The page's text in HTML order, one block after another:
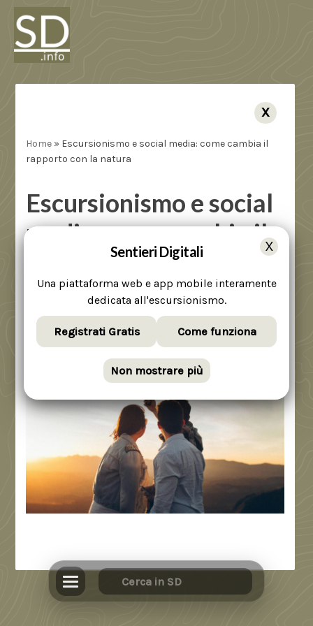
X
Home » Escursionismo e social media: come cambia il
rapporto con la natura
Escursionismo e social
media: come cambia il
rapporto con la natura
Cenni storici
Pochi anni fa, tornare da un trekking significava
raccontare l’esperienza a voce, magari davanti a una
birra o sfogliando le fotografie stampate qualche
Sentieri Digitali
Una piattaforma web e app mobile interamente
dedicata all'escursionismo.
Registrati Gratis Come funziona
Non mostrare più